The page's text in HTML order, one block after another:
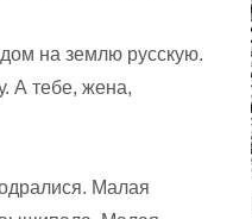
на землю русскую.
А тебе, жена,
Малая